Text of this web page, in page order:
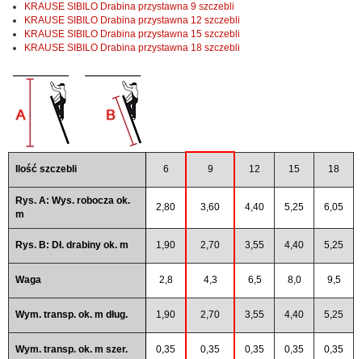
KRAUSE SIBILO Drabina przystawna 9 szczebli
KRAUSE SIBILO Drabina przystawna 12 szczebli
KRAUSE SIBILO Drabina przystawna 15 szczebli
KRAUSE SIBILO Drabina przystawna 18 szczebli
Ilość szczebli 6 9 12 15 18
Rys. A: Wys. robocza ok.
m
2,80 3,60 4,40 5,25 6,05
Rys. B: Dł. drabiny ok. m 1,90 2,70 3,55 4,40 5,25
Waga 2,8 4,3 6,5 8,0 9,5
Wym. transp. ok. m dług. 1,90 2,70 3,55 4,40 5,25
Wym. transp. ok. m szer. 0,35 0,35 0,35 0,35 0,35